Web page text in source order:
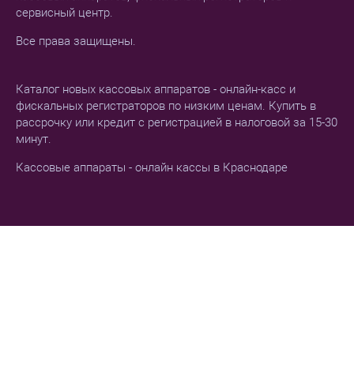
сервисный центр.
Все права защищены.
Каталог новых кассовых аппаратов - онлайн-касс и
фискальных регистраторов по низким ценам. Купить в
рассрочку или кредит с регистрацией в налоговой за 15-30
минут.
Кассовые аппараты - онлайн кассы в Краснодаре